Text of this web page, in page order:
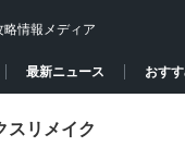
情報メディア
最新ニュース おす
スリメイク